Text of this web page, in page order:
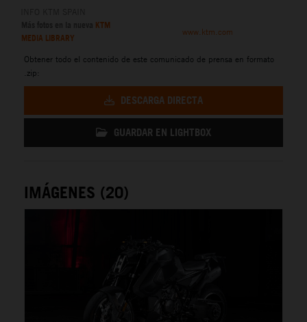
KTM
MEDIA LIBRARY
www.ktm.com
Obtener todo el contenido de este comunicado de prensa en formato
.zip:
DESCARGA DIRECTA
GUARDAR EN LIGHTBOX
IMÁGENES (20)